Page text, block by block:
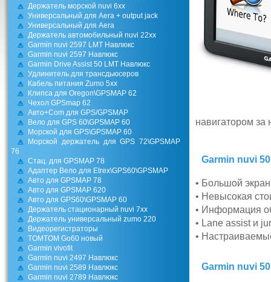
Держатель морской nuvi 6xx
Универсальный для Aera + output jack
Универсальный для Aera
Держатель автомобильный nuvi 22xx
Garmin nuvi 2597 LMT Навлюкс
Garmin nuvi 2597 Навлюкс
Garmin Drive Assist 50 LMT Навлюкс
Удлинитель для трансдьюсеров
Кабель питания Zumo 5xx
Клипса для Oregon\GPSMAP 62
Чехол GPSmap 62
Авто+Com для GPS/GPSMAP
Вело для GPS 60\GPSMAP 60
Морской для GPS\GPSMAP 60
Морской держатель для GPS 72\GPSMAP
76
Стац. для GPSMAP 78
Адаптер Вело для Etrex\GPS60\GPSMAP
Авто для GPSMAP 78
Авто для GPSMAP 620
Авто для GPS60\GPSMAP 60
Держатель стационарный nuvi 7xx
Держатель универсальный zumo 220
Видеорегистраторы
TOMTOM Go60 новый
Garmin vivofit
Garmin nuvi 2497 Навлюкс
Garmin nuvi 2589 Навлюкс
Garmin nuvi 2789 Навлюкс
навигатором за
Garmin nuvi
• Большой
• Невысокая
• Информация
• Lane assist и
•
Garmin nuvi